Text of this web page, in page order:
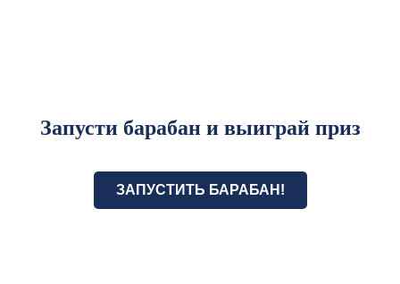
Запусти барабан и выиграй приз
ЗАПУСТИТЬ БАРАБАН!